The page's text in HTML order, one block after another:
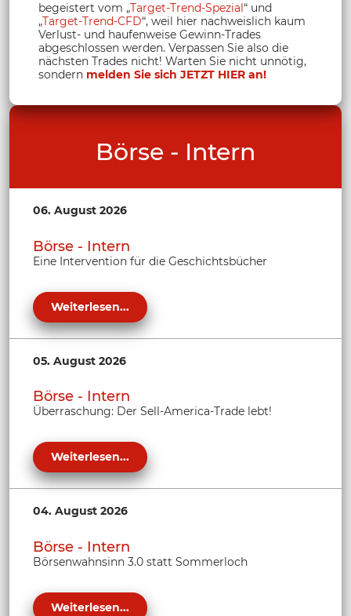
begeistert vom „Target-Trend-Spezial“ und
„Target-Trend-CFD“, weil hier nachweislich kaum
Verlust- und haufenweise Gewinn-Trades
abgeschlossen werden. Verpassen Sie also die
nächsten Trades nicht! Warten Sie nicht unnötig,
sondern melden Sie sich JETZT HIER an!
Börse - Intern
06. August 2026
Börse - Intern
Eine Intervention für die Geschichtsbücher
Weiterlesen...
05. August 2026
Börse - Intern
Überraschung: Der Sell-America-Trade lebt!
Weiterlesen...
04. August 2026
Börse - Intern
Börsenwahnsinn 3.0 statt Sommerloch
Weiterlesen...